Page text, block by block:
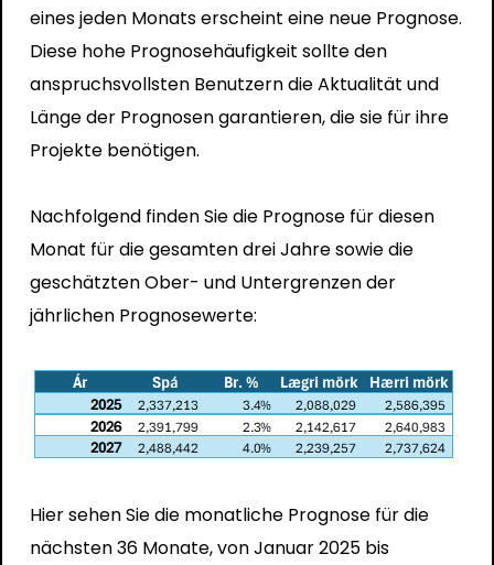
eines jeden Monats erscheint eine neue Prognose.
Diese hohe Prognosehäufigkeit sollte den
anspruchsvollsten Benutzern die Aktualität und
Länge der Prognosen garantieren, die sie für ihre
Projekte benötigen.
Nachfolgend finden Sie die Prognose für diesen
Monat für die gesamten drei Jahre sowie die
geschätzten Ober- und Untergrenzen der
jährlichen Prognosewerte:
Hier sehen Sie die monatliche Prognose für die
nächsten 36 Monate, von Januar 2025 bis